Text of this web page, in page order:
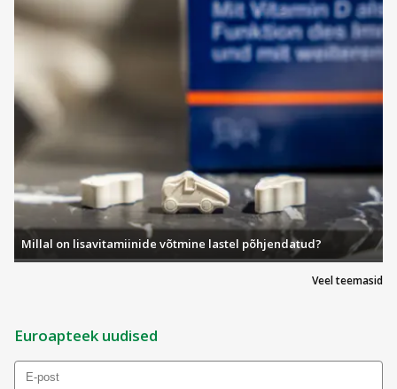
Veel teemasid
Millal on lisavitamiinide võtmine lastel põhjendatud?
Euroapteek uudised